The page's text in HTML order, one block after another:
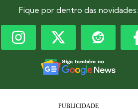
Fique por dentro das novidades: